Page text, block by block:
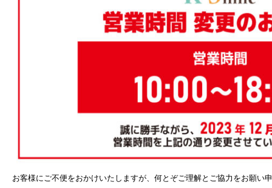
お客様にご不便をおかけいたしますが、何とぞご理解とご協力をお願い